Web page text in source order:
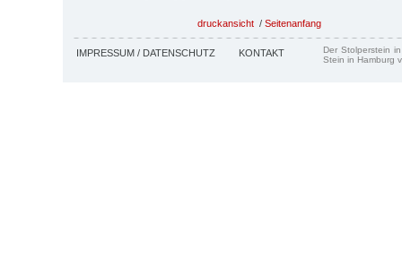
druckansicht / Seitenanfang
IMPRESSUM / DATENSCHUTZ KONTAKT
Der Stolperstein
Stein in Hamburg